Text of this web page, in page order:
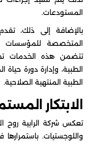
المستودعات.
بالإضافة إلى ذلك،
المتخصصة للمؤسسات
تتضمن هذه الخدمات
الطبية، وإدارة دورة
الطبية المنتهية الصلاحية.
الابتكار
تعكس شركة الرابية روح
واللوجستيات.